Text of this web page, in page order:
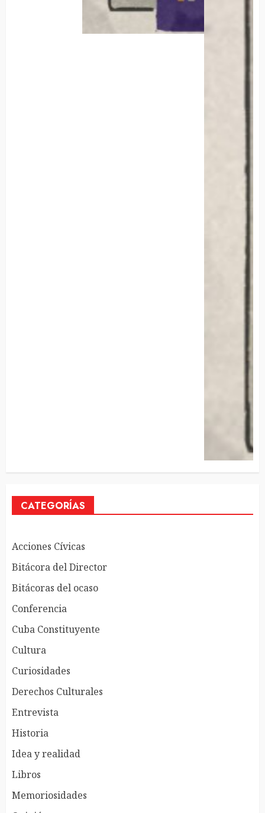
CATEGORÍAS
Acciones Cívicas
Bitácora del Director
Bitácoras del ocaso
Conferencia
Cuba Constituyente
Cultura
Curiosidades
Derechos Culturales
Entrevista
Historia
Idea y realidad
Libros
Memoriosidades